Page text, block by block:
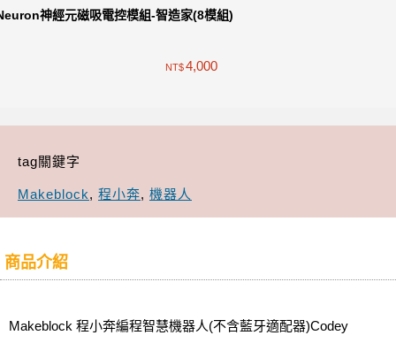
神經元磁吸電控模組-智造家(8模組)
NT$4,000
tag關鍵字
Makeblock, 程小奔, 機器人
商品介紹
Makeblock 程小奔編程智慧機器人(不含藍牙適配器)Codey